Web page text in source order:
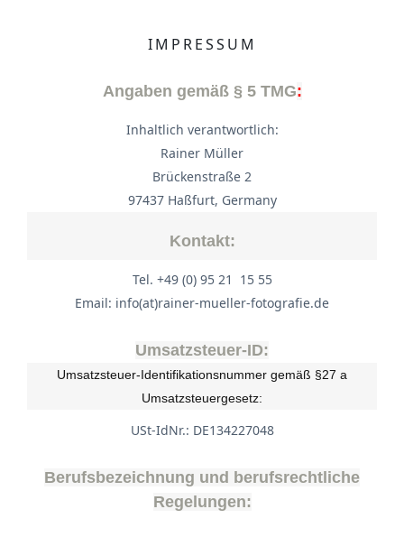
IMPRESSUM
Angaben gemäß § 5 TMG:
Inhaltlich verantwortlich:
Rainer Müller
Brückenstraße 2
97437 Haßfurt, Germany
Kontakt:
Tel. +49 (0) 95 21 15 55
Email: info(at)rainer-mueller-fotografie.de
Umsatzsteuer-ID:
Umsatzsteuer-Identifikationsnummer gemäß §27 a
Umsatzsteuergesetz:
USt-IdNr.: DE134227048
Berufsbezeichnung und berufsrechtliche
Regelungen: